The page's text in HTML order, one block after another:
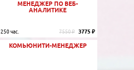
МЕНЕДЖЕР ПО ВЕБ-
АНАЛИТИКЕ
250 час. 7550 ₽ 3775 ₽
КОМЬЮНИТИ-МЕНЕДЖЕР